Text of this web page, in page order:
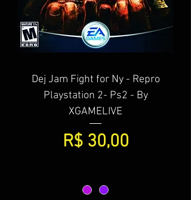
Dej Jam Fight for Ny - Repro
Playstation 2- Ps2 - By
XGAMELIVE
Preço
R$ 30,00